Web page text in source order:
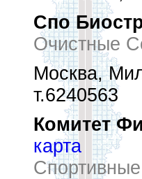
Спо
Очистные
Москва,
т.6240563
Комитет
карта